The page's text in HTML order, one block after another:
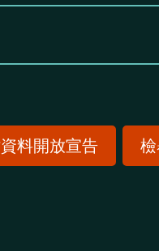
料開放宣告